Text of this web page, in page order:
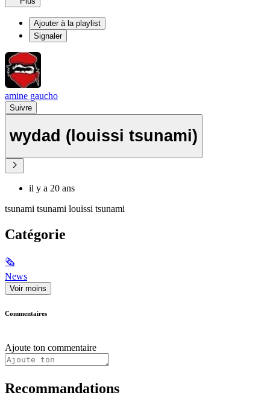
Ajouter à la playlist
Signaler
amine gaucho
Suivre
wydad (louissi tsunami)
il y a 20 ans
tsunami tsunami louissi tsunami
Catégorie
🗞
News
Voir moins
Commentaires
Ajoute ton commentaire
Recommandations